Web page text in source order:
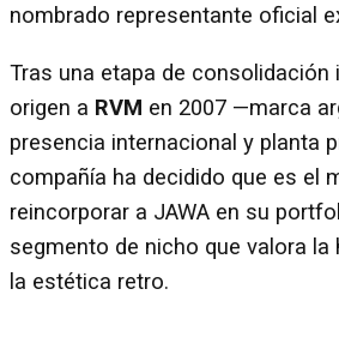
nombrado representante oficial
Tras una etapa de consolidación
origen a RVM en 2007 —marca
presencia internacional y planta
compañía ha decidido que es el
reincorporar a JAWA en su
segmento de nicho que valora
la estética retro.